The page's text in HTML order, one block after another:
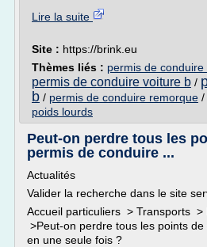
Lire la suite
Site : https://brink.eu
Thèmes liés : permis de
permis de conduire voiture b /
b / permis de conduire remorque /
poids lourds
Peut-on perdre tous les
permis de conduire ...
Actualités
Valider la recherche dans le site
Accueil particuliers > Transports >
>Peut-on perdre tous les points
en une seule fois ?